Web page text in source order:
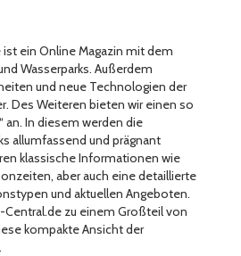
ein Online Magazin mit dem
Wasserparks. Außerdem
und neue Technologien der
Des Weiteren bieten wir einen so
an. In diesem werden die
allumfassend und prägnant
klassische Informationen wie
aber auch eine detaillierte
und aktuellen Angeboten.
Central.de zu einem Großteil von
kompakte Ansicht der